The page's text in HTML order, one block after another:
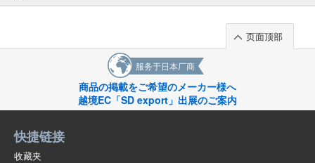
页面顶部
服务于日本厂商
商品の掲載をご希望のメーカー様へ
越境EC「SD export」出展のご案内
快捷链接
收藏夹